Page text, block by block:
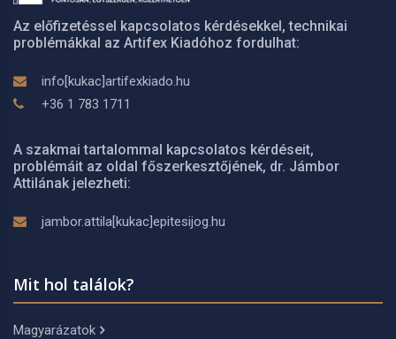
Az előfizetéssel kapcsolatos kérdésekkel, technikai
problémákkal az Artifex Kiadóhoz fordulhat:
info[kukac]artifexkiado.hu
+36 1 783 1711
A szakmai tartalommal kapcsolatos kérdéseit,
problémáit az oldal főszerkesztőjének, dr. Jámbor
Attilának jelezheti:
jambor.attila[kukac]epitesijog.hu
Mit hol találok?
Magyarázatok